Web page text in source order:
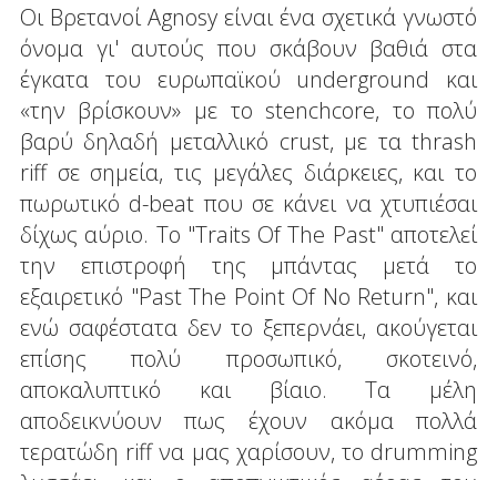
Οι Βρετανοί Agnosy είναι ένα σχετικά γνωστό
όνομα γι' αυτούς που σκάβουν βαθιά στα
έγκατα του ευρωπαϊκού underground και
«την βρίσκουν» με το stenchcore, το πολύ
βαρύ δηλαδή μεταλλικό crust, με τα thrash
riff σε σημεία, τις μεγάλες διάρκειες, και το
πωρωτικό d-beat που σε κάνει να χτυπιέσαι
δίχως αύριο. Το "Traits Of The Past" αποτελεί
την επιστροφή της μπάντας μετά το
εξαιρετικό "Past The Point Of No Return", και
ενώ σαφέστατα δεν το ξεπερνάει, ακούγεται
επίσης πολύ προσωπικό, σκοτεινό,
αποκαλυπτικό και βίαιο. Τα μέλη
αποδεικνύουν πως έχουν ακόμα πολλά
τερατώδη riff να μας χαρίσουν, το drumming